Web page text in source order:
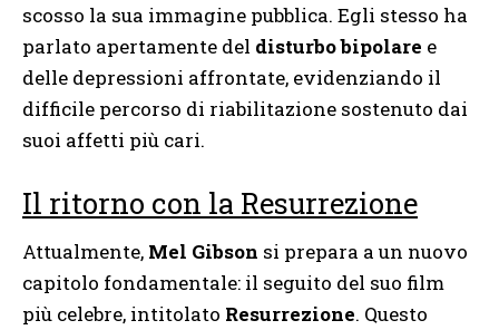
scosso la sua immagine pubblica. Egli stesso ha
parlato apertamente del disturbo bipolare e
delle depressioni affrontate, evidenziando il
difficile percorso di riabilitazione sostenuto dai
suoi affetti più cari.
Il ritorno con la Resurrezione
Attualmente, Mel Gibson si prepara a un nuovo
capitolo fondamentale: il seguito del suo film
più celebre, intitolato Resurrezione. Questo